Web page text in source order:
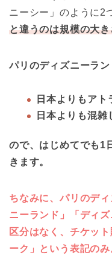
ニーシー」のように2
と違うのは規模の大
パリのディズニーラン
日本よりもア
日本よりも混雑
ので、はじめてでも1
きます。
ちなみに、パリのデ
ニーランド」「ディ
区分はなく、チケッ
ーク」 という表記のみ